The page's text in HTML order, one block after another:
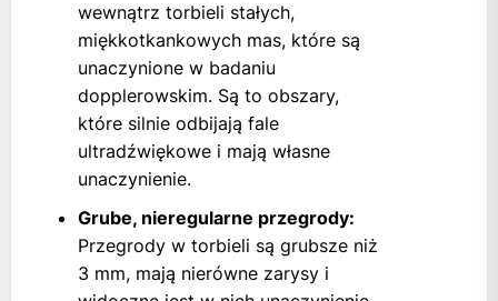
wewnątrz torbieli stałych,
miękkotkankowych mas, które są
unaczynione w badaniu
dopplerowskim. Są to obszary,
które silnie odbijają fale
ultradźwiękowe i mają własne
unaczynienie.
Grube, nieregularne przegrody:
Przegrody w torbieli są grubsze niż
3 mm, mają nierówne zarysy i